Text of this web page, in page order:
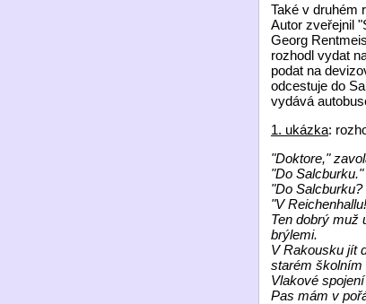
Také v druhém
Autor zveřejnil
Georg
rozhodl vydat
podat na
odcestuje do
vydává
1. ukázka:
"Doktore,"
"Do
"Do
"V
Ten dobrý muž
brýlemi.
V Rakousku jít
starém školním
Vlakové
Pas mám v